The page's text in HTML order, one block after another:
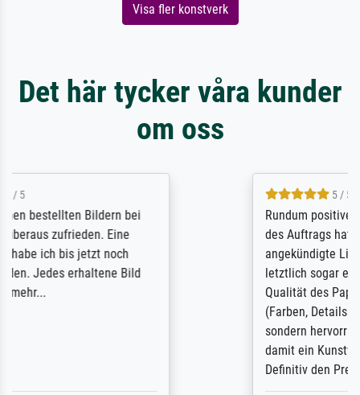
Visa fler konstverk
Det här tycker våra kunder
om oss
Rundum positive Erfahrung. Die Ausführung
des Auftrags hat eine Weile gedauert, die
angekündigte Lieferzeit wurde aber
letztlich sogar etwas unterschritten. Die
sondern hervorragend. Selbst ein Druck ist
damit ein Kunstwerk im eigenen Sinne.